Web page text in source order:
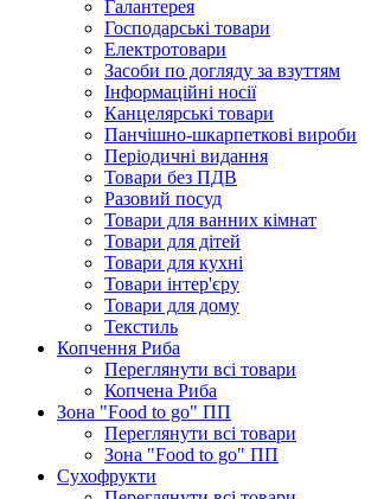
Галантерея
Господарські товари
Електротовари
Засоби по догляду за взуттям
Інформаційні носії
Канцелярські товари
Панчішно-шкарпеткові вироби
Періодичні видання
Товари без ПДВ
Разовий посуд
Товари для ванних кімнат
Товари для дітей
Товари для кухні
Товари інтер'єру
Товари для дому
Текстиль
Копчення Риба
Переглянути всі товари
Копчена Риба
Зона "Food to go" ПП
Переглянути всі товари
Зона "Food to go" ПП
Сухофрукти